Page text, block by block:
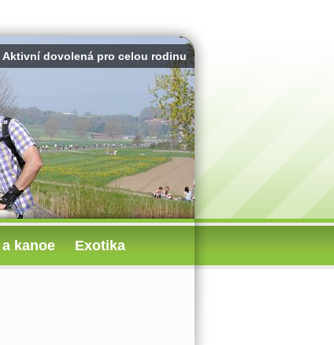
Aktivní dovolená pro celou rodinu
kanoe Exotika